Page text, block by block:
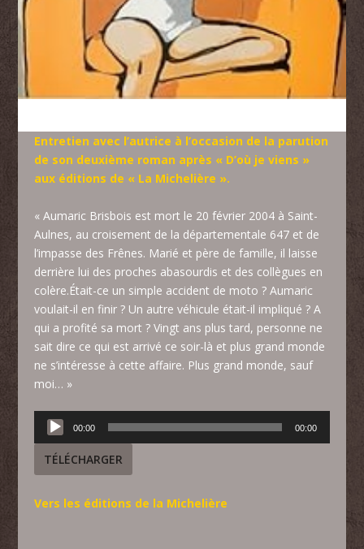
Entretien avec l’autrice à l’occasion de la parution
de son deuxième roman après « D’où je viens »
aux éditions de « La Michelière ».
« Aumaric Brisbois est mort le 20 février 2004 à Saint-
Aulnes, au croisement de la départementale 647 et de
l’impasse des Frênes. Marié et père de famille, il laisse
derrière lui des proches abasourdis et des collègues en
colère.Était-ce un simple accident de moto ? Aumaric
voulait-il en finir ? Un autre véhicule était-il impliqué ? A
qui a profité sa mort ? Vingt ans plus tard, personne ne
sait dire ce qui est arrivé ce soir-là et plus grand monde
ne s’intéresse à cette affaire. Plus grand monde, sauf
moi… »
Lecteur
audio
00:00 00:00
TÉLÉCHARGER
Vers les éditions de la Michelière